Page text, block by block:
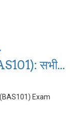
सभी...
Exam